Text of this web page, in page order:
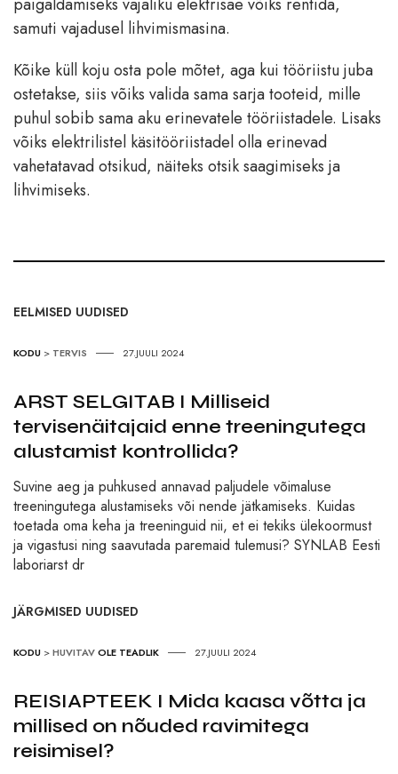
samuti vajadusel lihvimismasina.
Kõike küll koju osta pole mõtet, aga kui tööriistu juba
ostetakse, siis võiks valida sama sarja tooteid, mille
puhul sobib sama aku erinevatele tööriistadele. Lisaks
võiks elektrilistel käsitööriistadel olla erinevad
vahetatavad otsikud, näiteks otsik saagimiseks ja
lihvimiseks.
EELMISED UUDISED
KODU > TERVIS 27.JUULI 2024
ARST SELGITAB I Milliseid
tervisenäitajaid enne treeningutega
alustamist kontrollida?
Suvine aeg ja puhkused annavad paljudele võimaluse
treeningutega alustamiseks või nende jätkamiseks. Kuidas
toetada oma keha ja treeninguid nii, et ei tekiks ülekoormust
ja vigastusi ning saavutada paremaid tulemusi? SYNLAB Eesti
laboriarst dr
JÄRGMISED UUDISED
KODU >HUVITAVOLE TEADLIK 27.JUULI 2024
REISIAPTEEK I Mida kaasa võtta ja
millised on nõuded ravimitega
reisimisel?